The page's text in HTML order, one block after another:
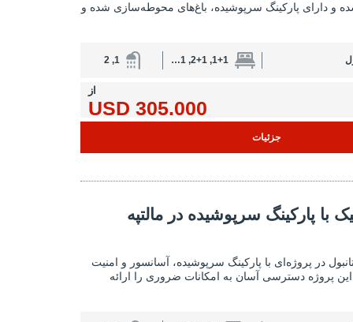
و دارای پارکینگ سرپوشیده، باغ‌های محوطه‌سازی شده و
1+1, 2+1, 3+1, 4+1
1, 2
از
305.000 USD
جزئیات
آپارتمان‌های شیک با پارکینگ سرپوشیده در در مالتپه استانبول 2
با پارکینگ سرپوشیده در مالتپه
در پروژه‌ای با پارکینگ سرپوشیده، آسانسور و امنیت
این پروژه دسترسی آسان به امکانات ضروری را ارائه